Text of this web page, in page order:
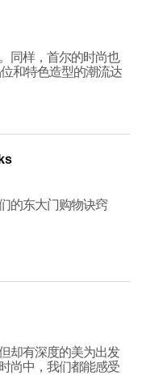
同样，首尔的时尚也
和特色造型的潮流达
的东大门购物诀窍
却有深度的美为出发
尚中，我们都能感受